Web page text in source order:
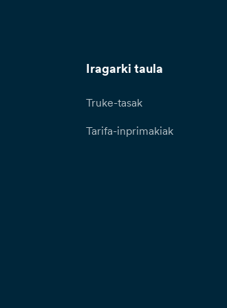
Iragarki taula
Truke-tasak
Tarifa-inprimakiak